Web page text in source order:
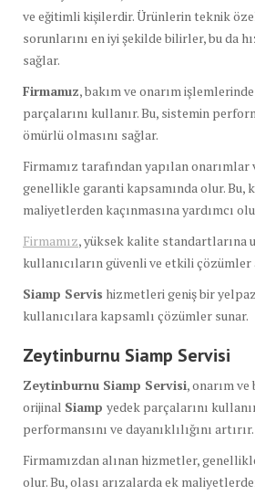
ve eğitimli kişilerdir. Ürünlerin teknik
sorunlarını en iyi şekilde bilirler, bu da
sağlar.
Firmamız, bakım ve onarım
parçalarını kullanır. Bu, sistemin
ömürlü olmasını sağlar.
Firmamız tarafından yapılan onarımlar
genellikle garanti kapsamında olur. Bu,
maliyetlerden kaçınmasına yardımcı
Firmamız, yüksek kalite standartlarına
kullanıcıların güvenli ve etkili çözümler
Siamp Servis hizmetleri geniş bir
kullanıcılara kapsamlı çözümler sunar.
Zeytinburnu Siamp Servisi
Zeytinburnu Siamp Servisi, onarım
orijinal Siamp yedek parçalarını
performansını ve dayanıklılığını artırır.
Firmamızdan alınan hizmetler,
olur. Bu, olası arızalarda ek